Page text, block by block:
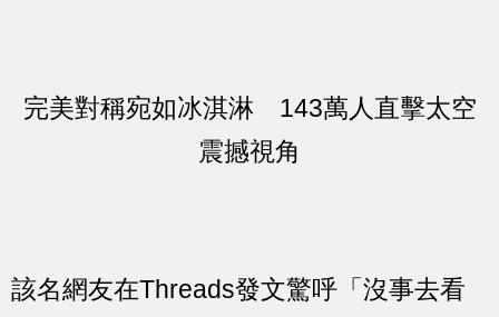
完美對稱宛如冰淇淋 143萬人直擊太空
震撼視角
該名網友在Threads發文驚呼「沒事去看